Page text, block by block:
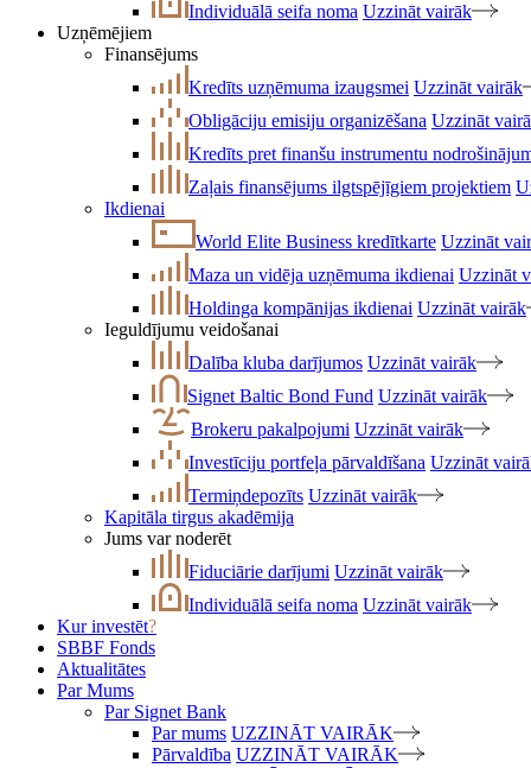
Individuālā seifa noma Uzzināt vairāk
Uzņēmējiem
Finansējums
Kredīts uzņēmuma izaugsmei Uzzināt vairāk
Obligāciju emisiju organizēšana Uzzināt
Kredīts pret finanšu instrumentu
Zaļais finansējums ilgtspējīgiem projektiem
Ikdienai
World Elite Business kredītkarte Uzzināt
Maza un vidēja uzņēmuma ikdienai Uzzināt
Holdinga kompānijas ikdienai Uzzināt vairāk
Ieguldījumu veidošanai
Dalība kluba darījumos Uzzināt vairāk
Signet Baltic Bond Fund Uzzināt vairāk
Brokeru pakalpojumi Uzzināt vairāk
Investīciju portfeļa pārvaldīšana Uzzināt
Termiņdepozīts Uzzināt vairāk
Kapitāla tirgus akadēmija
Jums var noderēt
Fiduciārie darījumi Uzzināt vairāk
Individuālā seifa noma Uzzināt vairāk
Kur investēt?
SBBF Fonds
Aktualitātes
Par Mums
Par Signet Bank
Par mums UZZINĀT VAIRĀK
Pārvaldība UZZINĀT VAIRĀK